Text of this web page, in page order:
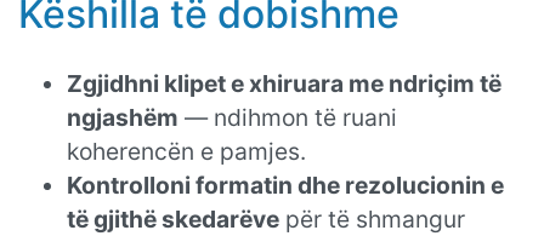
Këshilla të dobishme
Zgjidhni klipet e xhiruara me ndriçim të
ngjashëm — ndihmon të ruani
koherencën e pamjes.
Kontrolloni formatin dhe rezolucionin e
të gjithë skedarëve për të shmangur